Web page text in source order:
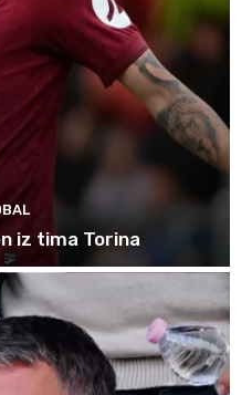
iz tima Torina